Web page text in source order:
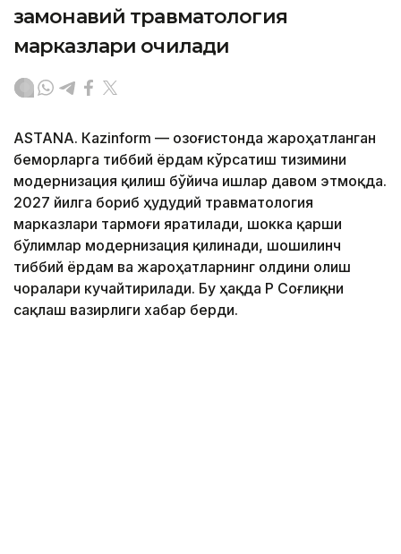
замонавий травматология
марказлари очилади
ASTANА. Кazinform — Қозоғистонда жароҳатланган
беморларга тиббий ёрдам кўрсатиш тизимини
модернизация қилиш бўйича ишлар давом этмоқда.
2027 йилга бориб ҳудудий травматология
марказлари тармоғи яратилади, шокка қарши
бўлимлар модернизация қилинади, шошилинч
тиббий ёрдам ва жароҳатларнинг олдини олиш
чоралари кучайтирилади. Бу ҳақда ҚР Соғлиқни
сақлаш вазирлиги хабар берди.